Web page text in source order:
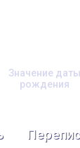
Значение даты
рождения